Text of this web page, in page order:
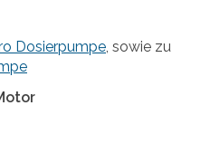
Dosierpumpe, sowie zu